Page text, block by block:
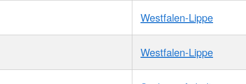
Westfalen-Lippe
Westfalen-Lippe